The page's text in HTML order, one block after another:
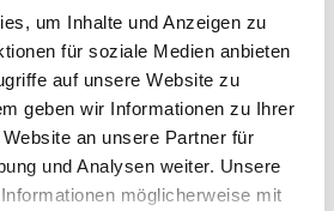
um Inhalte und Anzeigen zu
für soziale Medien anbieten
auf unsere Website zu
geben wir Informationen zu Ihrer
an unsere Partner für
und Analysen weiter. Unsere
möglicherweise mit